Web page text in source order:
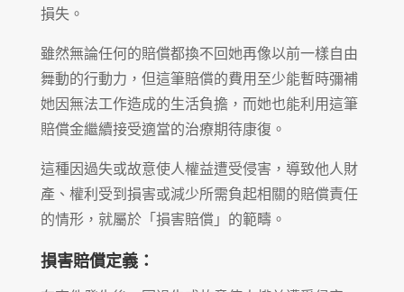
損失。
雖然無論任何的賠償都換不回她再像以前一樣自由
舞動的行動力，但這筆賠償的費用至少能暫時彌補
她因無法工作造成的生活負擔，而她也能利用這筆
賠償金繼續接受適當的治療期待康復。
這種因過失或故意使人權益遭受侵害，導致他人財
產、權利受到損害或減少所需負起相關的賠償責任
的情形，就屬於「損害賠償」的範疇。
損害賠償定義：